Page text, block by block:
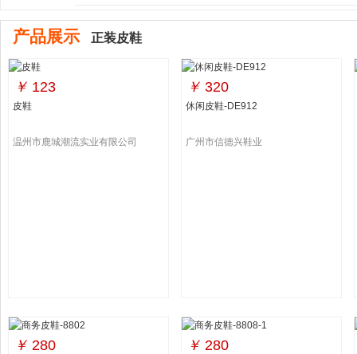
产品展示 正装皮鞋
￥ 123
皮鞋
温州市鹿城潮流实业有限公司
￥ 320
休闲皮鞋-DE912
广州市信德兴鞋业
￥ 280 ￥ 280